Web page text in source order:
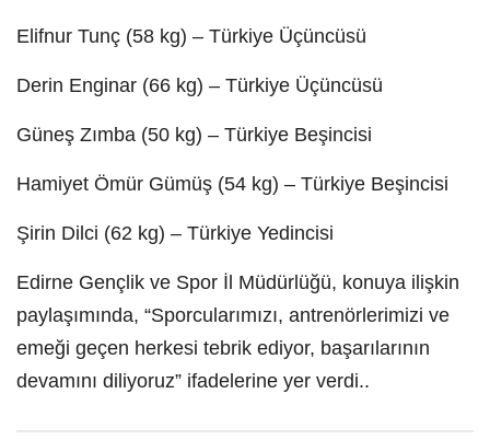
Elifnur Tunç (58 kg) – Türkiye Üçüncüsü
Derin Enginar (66 kg) – Türkiye Üçüncüsü
Güneş Zımba (50 kg) – Türkiye Beşincisi
Hamiyet Ömür Gümüş (54 kg) – Türkiye Beşincisi
Şirin Dilci (62 kg) – Türkiye Yedincisi
Edirne Gençlik ve Spor İl Müdürlüğü, konuya ilişkin
paylaşımında, “Sporcularımızı, antrenörlerimizi ve
emeği geçen herkesi tebrik ediyor, başarılarının
devamını diliyoruz” ifadelerine yer verdi..